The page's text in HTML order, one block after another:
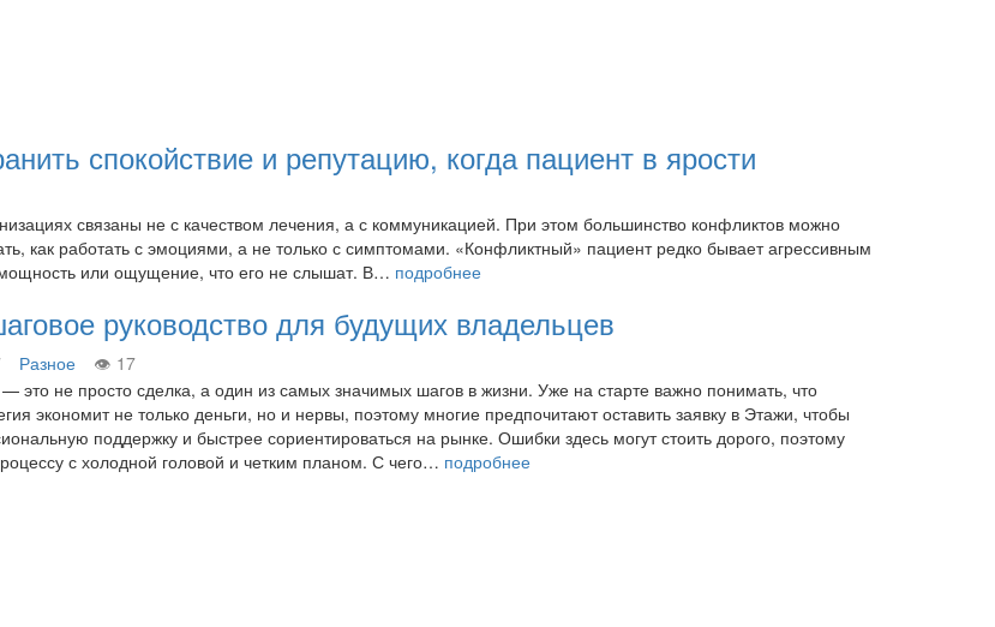
спокойствие и репутацию, когда пациент в ярости
связаны не с качеством лечения, а с коммуникацией. При этом большинство конфликтов можно
как работать с эмоциями, а не только с симптомами. «Конфликтный» пациент редко бывает агрессивным
или ощущение, что его не слышат. В… подробнее
руководство для будущих владельцев
Разное
17
это не просто сделка, а один из самых значимых шагов в жизни. Уже на старте важно понимать, что
экономит не только деньги, но и нервы, поэтому многие предпочитают оставить заявку в Этажи, чтобы
поддержку и быстрее сориентироваться на рынке. Ошибки здесь могут стоить дорого, поэтому
с холодной головой и четким планом. С чего… подробнее